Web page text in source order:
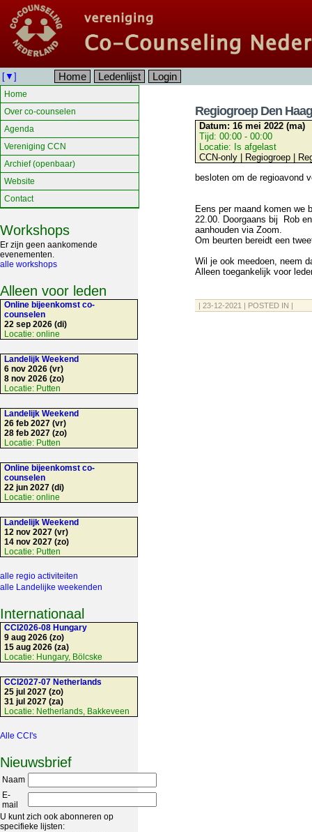
[▼] Home Ledenlijst Login
Regiogroep Den Haag
Datum: 16 mei 2022 (ma)
Tijd: 00:00 - 00:00
Locatie: Is afgelast
CCN-only | Regiogroep |
besloten om de regioavond
Eens per maand komen we
22.00. Doorgaans bij Rob
aanhouden via Zoom.
Om beurten bereidt een
Wil je ook meedoen, neem
Alleen toegankelijk voor
| 23-12-2021 | POSTED IN |
Home
Over co-counselen
Agenda
Vereniging CCN
Archief (openbaar)
Website
Contact
Workshops
Er zijn geen aankomende
evenementen.
alle workshops
Alleen voor leden
Online bijeenkomst co-
counselen
22 sep 2026 (di)
Locatie: online
Landelijk Weekend
6 nov 2026 (vr)
8 nov 2026 (zo)
Locatie: Putten
Landelijk Weekend
26 feb 2027 (vr)
28 feb 2027 (zo)
Locatie: Putten
Online bijeenkomst co-
counselen
22 jun 2027 (di)
Locatie: online
Landelijk Weekend
12 nov 2027 (vr)
14 nov 2027 (zo)
Locatie: Putten
alle regio activiteiten
alle Landelijke weekenden
Internationaal
CCI2026-08 Hungary
9 aug 2026 (zo)
15 aug 2026 (za)
Locatie: Hungary, Bölcske
CCI2027-07 Netherlands
25 jul 2027 (zo)
31 jul 2027 (za)
Locatie: Netherlands, Bakkeveen
Alle CCI's
Nieuwsbrief
Naam
E-
mail
U kunt zich ook abonneren op
specifieke lijsten: